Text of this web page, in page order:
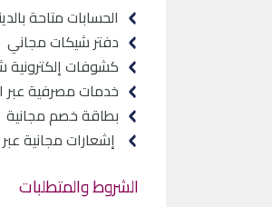
الحسابات متاحة
دفتر شيكات مجاني
كشوفات إلكترونية
خدمات مصرفية عبر
بطاقة خصم مجانية
إشعارات مجانية
الشروط والمتطلبات